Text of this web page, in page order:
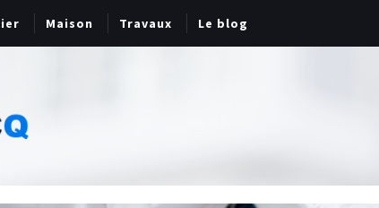
Maison Travaux Le blog